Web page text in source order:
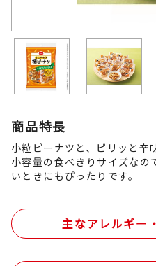
商品特長
小粒ピーナツと、ピリッと辛
小容量の食べきりサイズなの
いときにもぴったりです。
主なアレルギー